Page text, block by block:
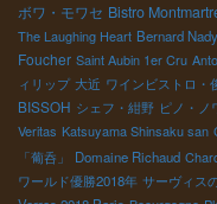
ボワ・モワセ Bistro
The Laughing Heart Bernard
Foucher Saint Aubin 1er Cru
ィリップ 大近 ワインビストロ・
BISSOH シェフ・紺野 ピノ・ノ
Veritas Katsuyama Shinsaku san
「葡呑」
Domaine Richaud
ワールド優勝2018年 サーヴィス